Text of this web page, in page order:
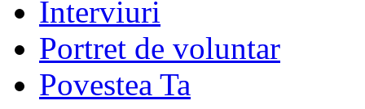
Interviuri
Portret de voluntar
Povestea Ta